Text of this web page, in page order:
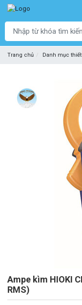
Trang chủ Danh mục
Ampe kìm HIOKI
RMS)